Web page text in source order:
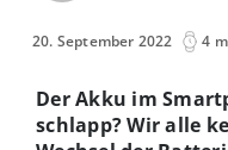
20. September 2022 4
Der Akku im
schlapp? Wir alle